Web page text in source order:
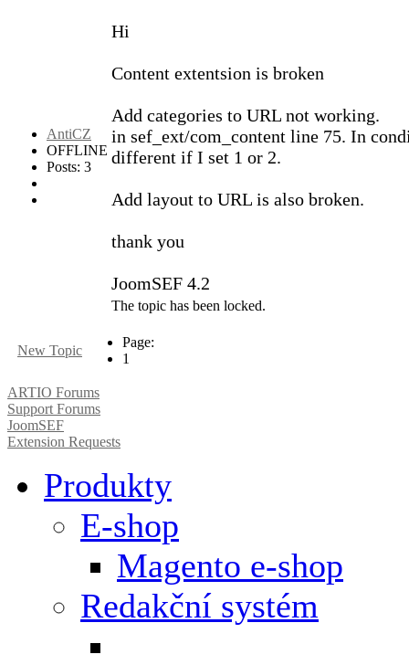
AntiCZ
OFFLINE
Posts: 3
Hi
Content extentsion is broken
Add categories to URL not working.
in sef_ext/com_content line 75. In
different if I set 1 or 2.
Add layout to URL is also broken.
thank you
JoomSEF 4.2
The topic has been locked.
New Topic
Page:
1
ARTIO Forums
Support Forums
JoomSEF
Extension Requests
Produkty
E-shop
Magento e-shop
Redakční systém